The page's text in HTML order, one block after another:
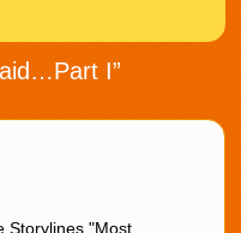
I”
Storylines "Most